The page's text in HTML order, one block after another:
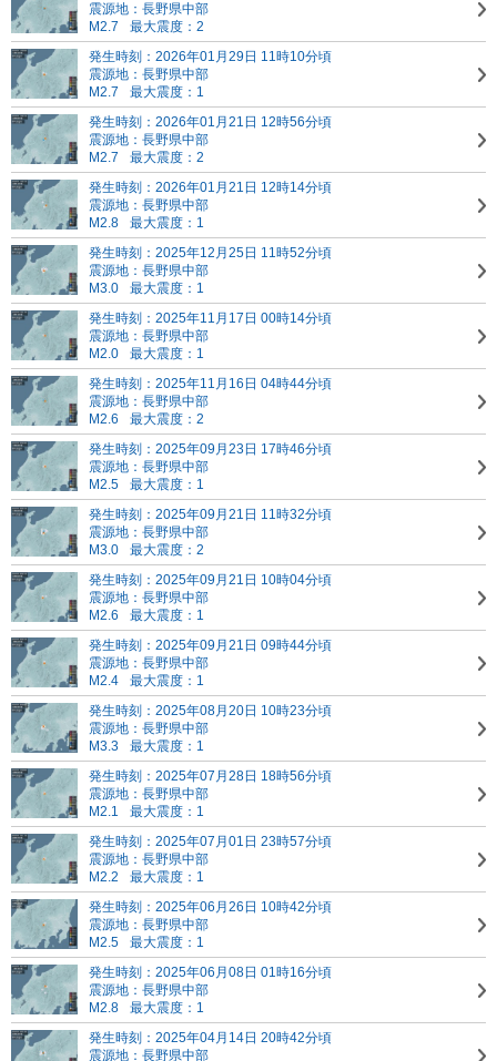
震源地：長野県中部
M2.7
最大震度：2
発生時刻：2026年01月29日 11時10分頃
震源地：長野県中部
M2.7
最大震度：1
発生時刻：2026年01月21日 12時56分頃
震源地：長野県中部
M2.7
最大震度：2
発生時刻：2026年01月21日 12時14分頃
震源地：長野県中部
M2.8
最大震度：1
発生時刻：2025年12月25日 11時52分頃
震源地：長野県中部
M3.0
最大震度：1
発生時刻：2025年11月17日 00時14分頃
震源地：長野県中部
M2.0
最大震度：1
発生時刻：2025年11月16日 04時44分頃
震源地：長野県中部
M2.6
最大震度：2
発生時刻：2025年09月23日 17時46分頃
震源地：長野県中部
M2.5
最大震度：1
発生時刻：2025年09月21日 11時32分頃
震源地：長野県中部
M3.0
最大震度：2
発生時刻：2025年09月21日 10時04分頃
震源地：長野県中部
M2.6
最大震度：1
発生時刻：2025年09月21日 09時44分頃
震源地：長野県中部
M2.4
最大震度：1
発生時刻：2025年08月20日 10時23分頃
震源地：長野県中部
M3.3
最大震度：1
発生時刻：2025年07月28日 18時56分頃
震源地：長野県中部
M2.1
最大震度：1
発生時刻：2025年07月01日 23時57分頃
震源地：長野県中部
M2.2
最大震度：1
発生時刻：2025年06月26日 10時42分頃
震源地：長野県中部
M2.5
最大震度：1
発生時刻：2025年06月08日 01時16分頃
震源地：長野県中部
M2.8
最大震度：1
発生時刻：2025年04月14日 20時42分頃
震源地：長野県中部